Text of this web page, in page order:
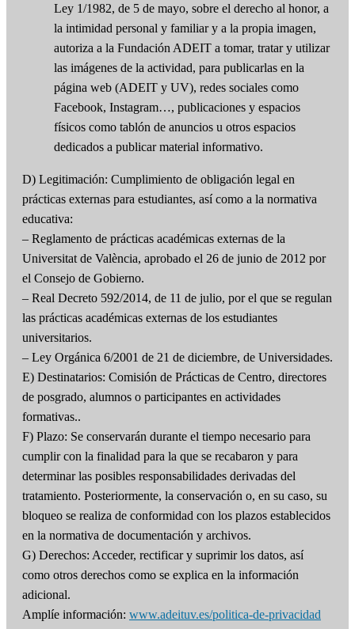
Ley 1/1982, de 5 de mayo, sobre el derecho al honor, a
la intimidad personal y familiar y a la propia imagen,
autoriza a la Fundación ADEIT a tomar, tratar y utilizar
las imágenes de la actividad, para publicarlas en la
página web (ADEIT y UV), redes sociales como
Facebook, Instagram…, publicaciones y espacios
físicos como tablón de anuncios u otros espacios
dedicados a publicar material informativo.
D) Legitimación: Cumplimiento de obligación legal en
prácticas externas para estudiantes, así como a la normativa
educativa:
– Reglamento de prácticas académicas externas de la
Universitat de València, aprobado el 26 de junio de 2012 por
el Consejo de Gobierno.
– Real Decreto 592/2014, de 11 de julio, por el que se regulan
las prácticas académicas externas de los estudiantes
universitarios.
– Ley Orgánica 6/2001 de 21 de diciembre, de Universidades.
E) Destinatarios: Comisión de Prácticas de Centro, directores
de posgrado, alumnos o participantes en actividades
formativas..
F) Plazo: Se conservarán durante el tiempo necesario para
cumplir con la finalidad para la que se recabaron y para
determinar las posibles responsabilidades derivadas del
tratamiento. Posteriormente, la conservación o, en su caso, su
bloqueo se realiza de conformidad con los plazos establecidos
en la normativa de documentación y archivos.
G) Derechos: Acceder, rectificar y suprimir los datos, así
como otros derechos como se explica en la información
adicional.
Amplíe información: www.adeituv.es/politica-de-privacidad